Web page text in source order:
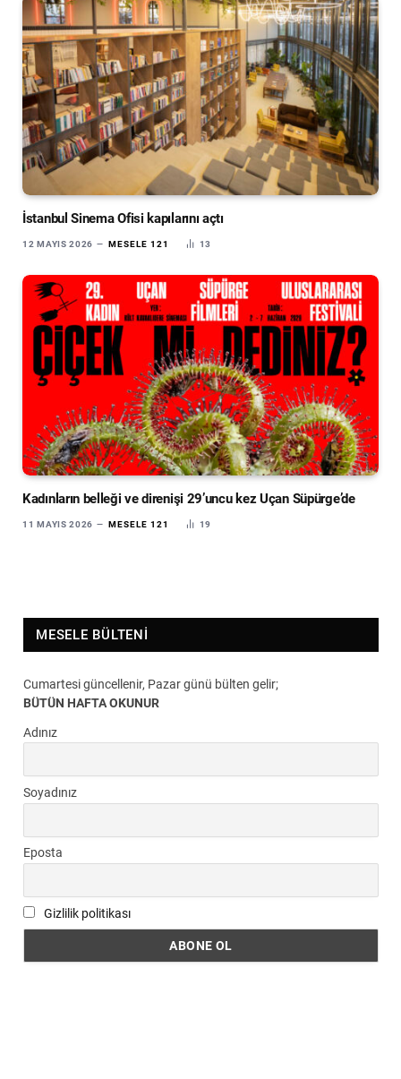
İstanbul Sinema Ofisi kapılarını açtı
12 MAYIS 2026 MESELE 121 13
Kadınların belleği ve direnişi 29’uncu kez Uçan Süpürge’de
11 MAYIS 2026 MESELE 121 19
MESELE BÜLTENI
Cumartesi güncellenir, Pazar günü bülten gelir;
BÜTÜN HAFTA OKUNUR
Adınız
Soyadınız
Eposta
Gizlilik politikası